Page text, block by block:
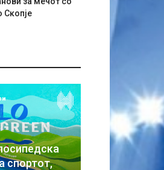
Скопје
спортот,